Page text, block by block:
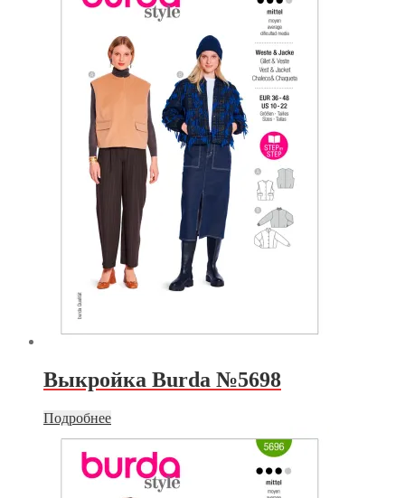
Выкройка Burda №5698
Подробнее